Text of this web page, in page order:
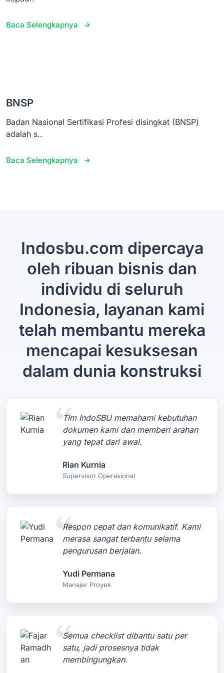
Baca Selengkapnya
BNSP
Badan Nasional Sertifikasi Profesi disingkat (BNSP)
adalah s..
Baca Selengkapnya
Indosbu.com dipercaya
oleh ribuan bisnis dan
individu di seluruh
Indonesia, layanan kami
telah membantu mereka
mencapai kesuksesan
dalam dunia konstruksi
Tim IndoSBU memahami kebutuhan
dokumen kami dan memberi arahan
yang tepat dari awal.
Rian Kurnia
Supervisor Operasional
Respon cepat dan komunikatif. Kami
merasa sangat terbantu selama
pengurusan berjalan.
Yudi Permana
Manajer Proyek
Semua checklist dibantu satu per
satu, jadi prosesnya tidak
membingungkan.